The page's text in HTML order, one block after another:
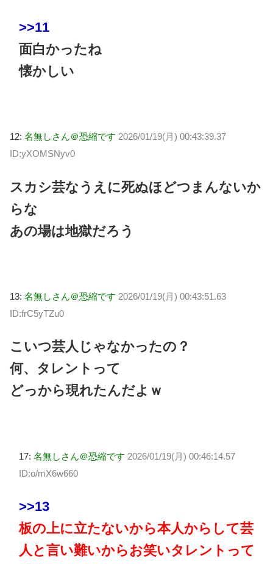
>>11
面白かったね
懐かしい
12: 名無しさん＠恐縮です 2026/01/19(月) 00:43:39.37
ID:yXOMSNyv0
スカシ芸なうえに死ぬほどつまんないか
らな
あの場は地獄だろう
13: 名無しさん＠恐縮です 2026/01/19(月) 00:43:51.63
ID:frC5yTZu0
こいつ芸人じゃなかったの？
何、タレントって
どっから現れたんだよｗ
17: 名無しさん＠恐縮です 2026/01/19(月) 00:46:14.57
ID:o/mX6w660
>>13
板の上に立たないから本人からして芸
人と言い難いからお笑いタレントって